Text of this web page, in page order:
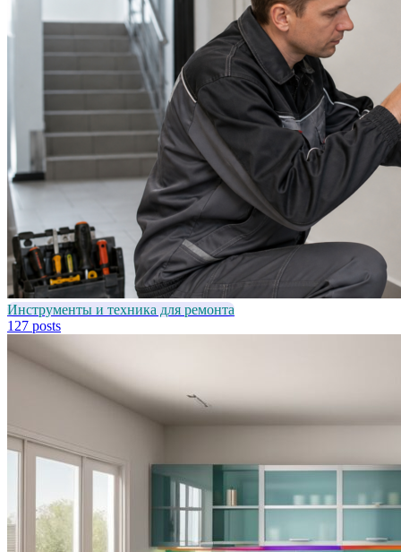
Инструменты и техника для ремонта
127 posts